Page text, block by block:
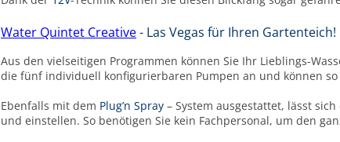
Water Quintet Creative- Las Vegas für Ihren Gartenteich!
Aus den vielseitigen Programmen können Sie Ihr Lieblings-
die fünf individuell konfigurierbaren Pumpen an und können
Ebenfalls mit dem Plug’n Spray – System ausgestattet, lässt
und einstellen. So benötigen Sie kein Fachpersonal, um den